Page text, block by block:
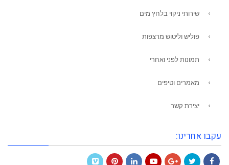
שירותי ניקוי בלחץ מים
פוליש וליטוש מרצפות
תמונות לפני ואחרי
מאמרים וטיפים
יצירת קשר
עקבו אחרינו: